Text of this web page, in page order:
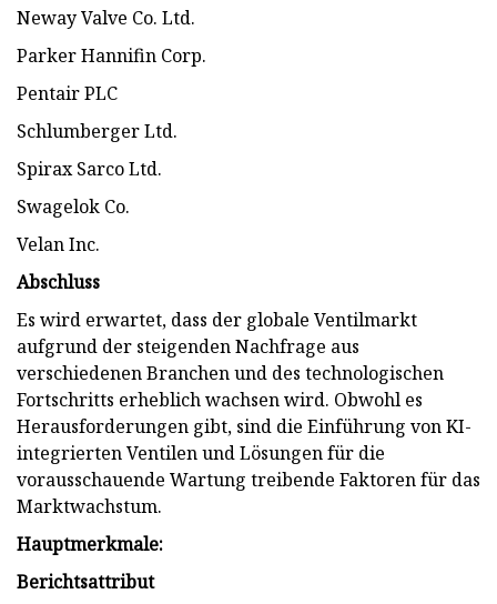
Neway Valve Co. Ltd.
Parker Hannifin Corp.
Pentair PLC
Schlumberger Ltd.
Spirax Sarco Ltd.
Swagelok Co.
Velan Inc.
Abschluss
Es wird erwartet, dass der globale Ventilmarkt
aufgrund der steigenden Nachfrage aus
verschiedenen Branchen und des technologischen
Fortschritts erheblich wachsen wird. Obwohl es
Herausforderungen gibt, sind die Einführung von KI-
integrierten Ventilen und Lösungen für die
vorausschauende Wartung treibende Faktoren für das
Marktwachstum.
Hauptmerkmale:
Berichtsattribut